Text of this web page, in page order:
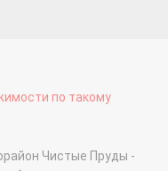
по такому
Чистые Пруды -